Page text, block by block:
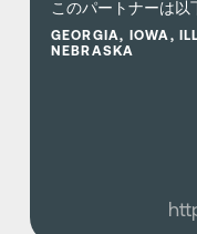
このパートナーは以
GEORGIA, IOWA,
NEBRASKA